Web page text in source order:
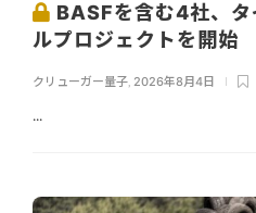
BASFを含む4社、タ
ルプロジェクトを開始
クリューガー量子, 2026年8月4日
...